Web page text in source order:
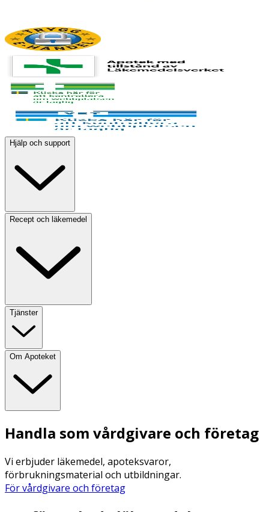
Hjälp och support
Recept och läkemedel
Tjänster
Om Apoteket
Handla som vårdgivare och företag
Vi erbjuder läkemedel, apoteksvaror,
förbrukningsmaterial och utbildningar.
För vårdgivare och företag